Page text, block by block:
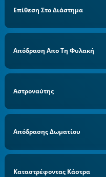
Επίθεση Στο Διάστημα
Απόδραση Απο Τη Φυλακή
Αστροναύτης
Απόδρασης Δωματίου
Καταστρέφοντας Κάστρα